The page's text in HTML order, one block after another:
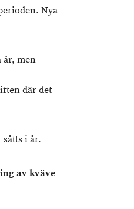
Nya
år, men
där det
i år.
av kväve